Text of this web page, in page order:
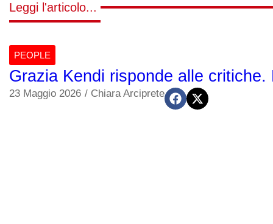
Leggi l'articolo...
PEOPLE
Grazia Kendi risponde alle
23 Maggio 2026 / Chiara Arciprete